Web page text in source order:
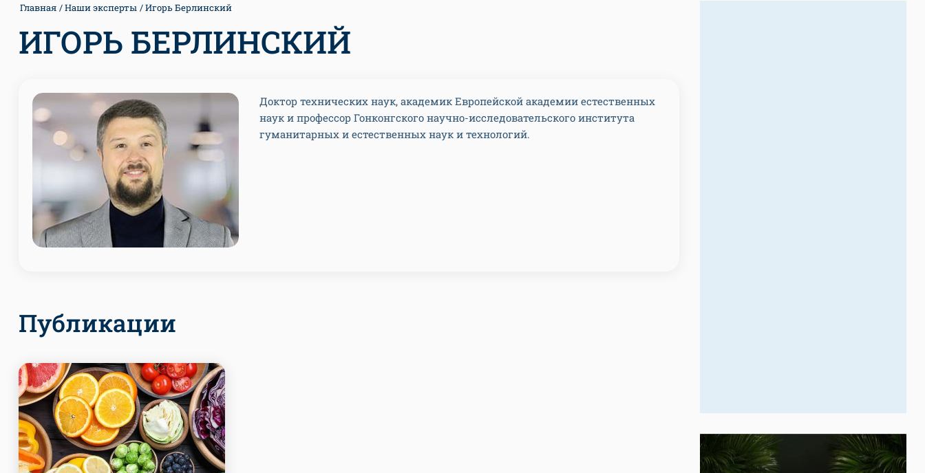
Главная Наши эксперты Игорь Берлинский
ИГОРЬ БЕРЛИНСКИЙ
Доктор технических наук, академик Европейской академии естественных
наук и профессор Гонконгского научно-исследовательского института
гуманитарных и естественных наук и технологий.
Публикации